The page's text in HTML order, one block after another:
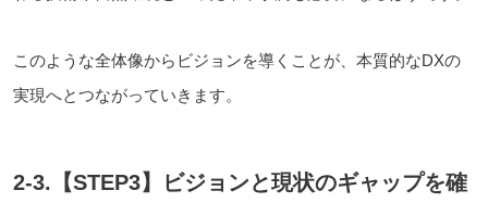
このような全体像からビジョンを導くことが、本質的なDXの
実現へとつながっていきます。
2-3.【STEP3】ビジョンと現状のギャップを確